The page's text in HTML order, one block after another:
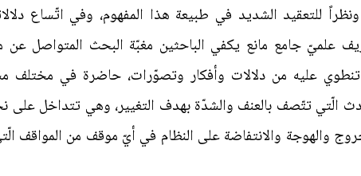
للتعقيد الشديد في طبيعة هذا المفهوم، وفي اتّساع
علميّ جامع مانع يكفي الباحثين مغبّة البحث المتواصل عن
تنطوي عليه من دلالات وأفكار وتصوّرات، حاضرة في مختلف
الّتي تتّصف بالعنف والشدّة بهدف التغيير، وهي تتداخل على
والهوجة والانتفاضة على النظام في أيّ موقف من المواقف